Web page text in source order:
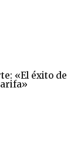
«El éxito de